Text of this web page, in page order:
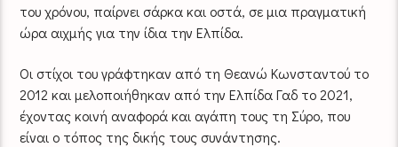
του χρόνου, παίρνει σάρκα και οστά, σε μια πραγματική
ώρα αιχμής για την ίδια την Ελπίδα.
Οι στίχοι του γράφτηκαν από τη Θεανώ Κωνσταντού το
2012 και μελοποιήθηκαν από την Ελπίδα Γαδ το 2021,
έχοντας κοινή αναφορά και αγάπη τους τη Σύρο, που
είναι ο τόπος της δικής τους συνάντησης.